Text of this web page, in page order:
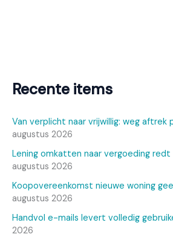
Recente items
Van verplicht naar vrijwillig: weg aftrek
augustus 2026
Lening omkatten naar vergoeding
augustus 2026
Koopovereenkomst nieuwe woning
augustus 2026
Handvol e-mails levert volledig
2026